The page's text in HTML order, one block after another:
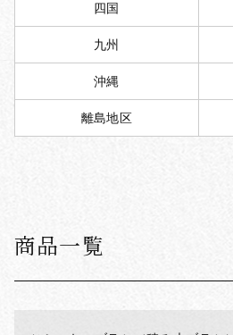
商品一覧
四国
九州
沖縄
離島地区